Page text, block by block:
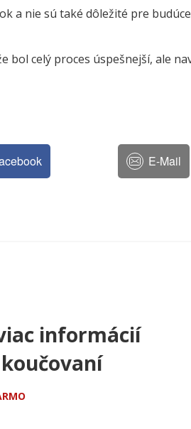
a nie sú také dôležité pre
bol celý proces úspešnejší, ale
E-Mail
informácií